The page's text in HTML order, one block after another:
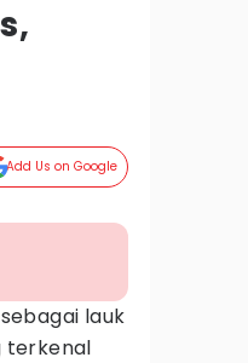
Add Us on Google
lauk
terkenal